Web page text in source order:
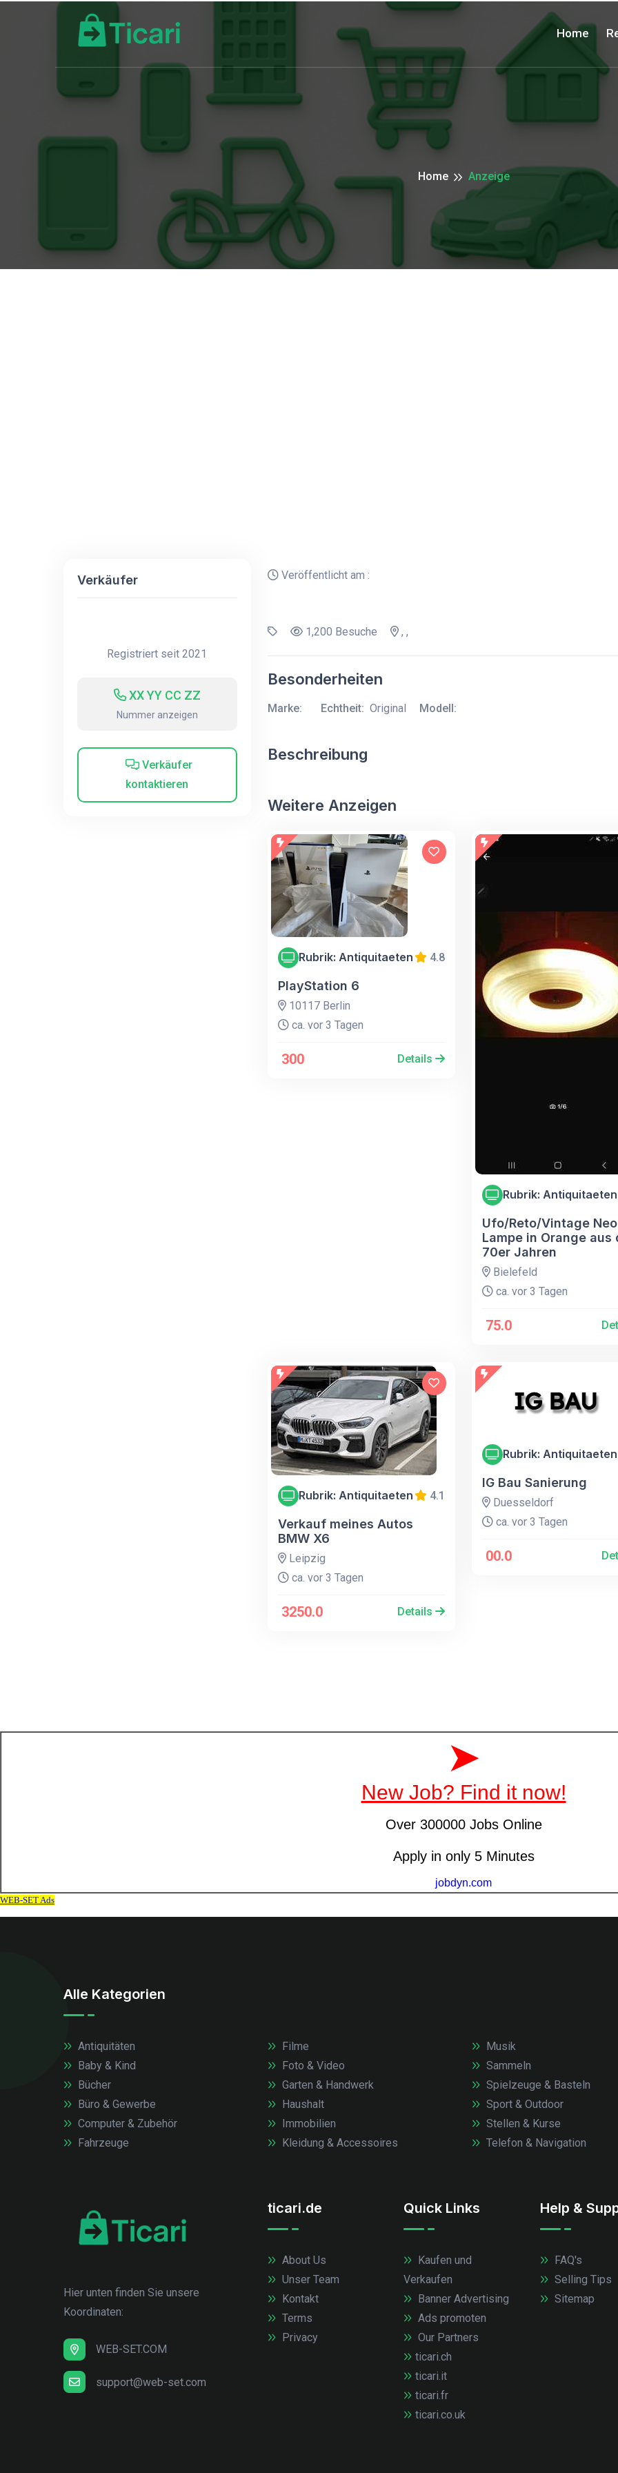
Home
Home Anzeige
Verkäufer
Registriert seit 2021
XX YY CC ZZ
Nummer anzeigen
Verkäufer
kontaktieren
Veröffentlicht am :
1,200 Besuche , ,
Besonderheiten
Marke: Echtheit: Original Modell:
Beschreibung
Weitere Anzeigen
Rubrik: Antiquitaeten 4.8
PlayStation 6
10117 Berlin
ca. vor 3 Tagen
300 Details
Rubrik: Antiquitaeten
Ufo/Reto/Vintage
Lampe in Orange aus
70er Jahren
Bielefeld
ca. vor 3 Tagen
75.0
Rubrik: Antiquitaeten 4.1
Verkauf meines Autos
BMW X6
Leipzig
ca. vor 3 Tagen
3250.0 Details
Rubrik: Antiquitaeten
IG Bau Sanierung
Duesseldorf
ca. vor 3 Tagen
00.0
Alle Kategorien
Antiquitäten
Baby & Kind
Bücher
Büro & Gewerbe
Computer & Zubehör
Fahrzeuge
Filme
Foto & Video
Garten & Handwerk
Haushalt
Immobilien
Kleidung & Accessoires
Musik
Sammeln
Spielzeuge & Basteln
Sport & Outdoor
Stellen & Kurse
Telefon & Navigation
Hier unten finden Sie unsere
Koordinaten:
WEB-SET.COM
support@web-set.com
ticari.de
About Us
Unser Team
Kontakt
Terms
Privacy
Quick Links
Kaufen und
Verkaufen
Banner Advertising
Ads promoten
Our Partners
ticari.ch
ticari.it
ticari.fr
ticari.co.uk
Help &
FAQ's
Selling Tips
Sitemap